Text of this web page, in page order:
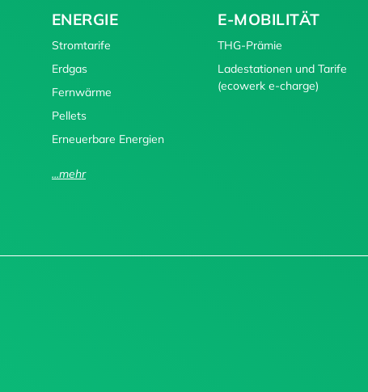
ENERGIE
Stromtarife
Erdgas
Fernwärme
Pellets
Erneuerbare Energien
...mehr
E-MOBILITÄT
THG-Prämie
Ladestationen und Tarife
(ecowerk e-charge)